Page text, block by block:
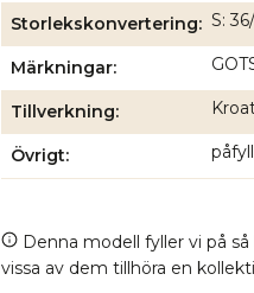
Storlekskonvertering S:
Märkningar
Tillverkning
Övrigt
Denna modell fyller vi på
vissa av dem tillhöra en